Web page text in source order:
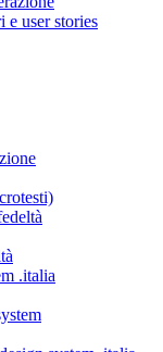
e user stories
.italia